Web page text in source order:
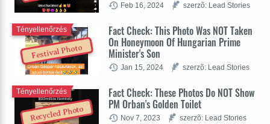
Feb 16, 2024 szerzõ: Lead Stories
Festival Photo
Fact Check: This Photo Was NOT Taken
On Honeymoon Of Hungarian Prime
Minister's Son
Tényellenőrzés
Jan 15, 2024 szerzõ: Lead Stories
Recycled Photo
Fact Check: These Photos Do NOT Show
PM Orban's Golden Toilet
Tényellenőrzés
Nov 7, 2023 szerzõ: Lead Stories